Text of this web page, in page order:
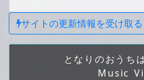
サイトの更新情報を受け取る
となりのおうち
Music